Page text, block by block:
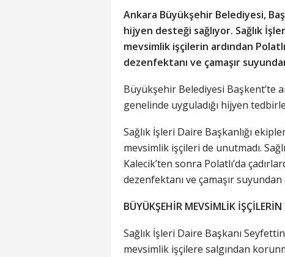
Ankara Büyükşehir Belediyesi,
hijyen desteği sağlıyor. Sağlık
mevsimlik işçilerin ardından
dezenfektanı ve çamaşır
Büyükşehir Belediyesi Başkent’te
genelinde uyguladığı hijyen
Sağlık İşleri Daire Başkanlığı
mevsimlik işçileri de unutmadı.
Kalecik’ten sonra Polatlı’da
dezenfektanı ve çamaşır
BÜYÜKŞEHİR MEVSİMLİK
Sağlık İşleri Daire Başkanı
mevsimlik işçilere salgından